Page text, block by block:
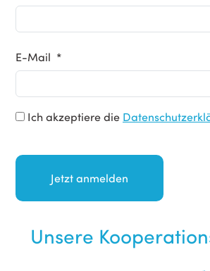
E-Mail *
Ich akzeptiere die
Unsere